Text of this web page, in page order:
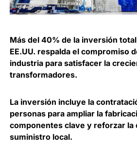
Más del 40% de la inversión
EE.UU. respalda el compromiso
industria para satisfacer la
transformadores.
La inversión incluye la
personas para ampliar la
componentes clave y reforzar la
suministro local.